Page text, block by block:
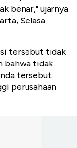
benar," ujarnya
Selasa
tersebut tidak
bahwa tidak
tersebut.
perusahaan